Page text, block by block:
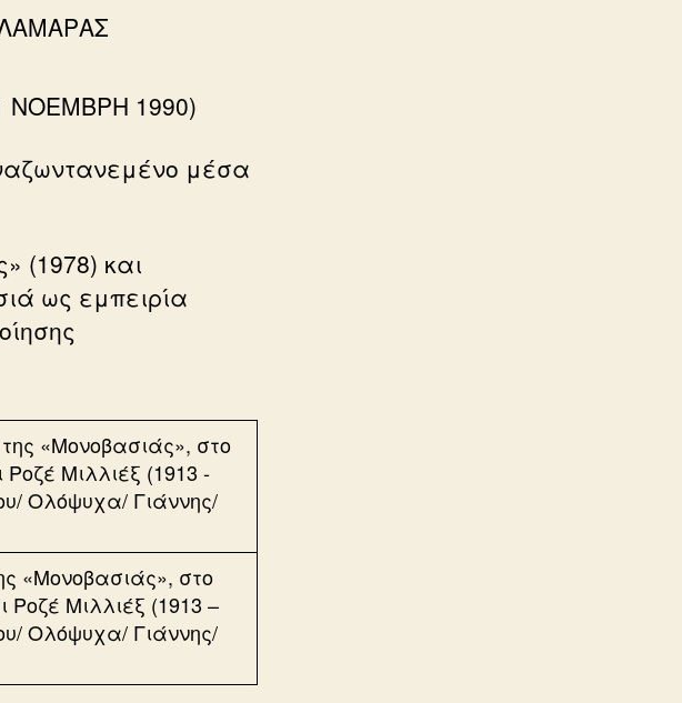
ΝΟΕMΒΡΗ 1990)
μέσα
(1978) και
ως εμπειρία
«Μονοβασιάς», στο
Ροζέ Μιλλιέξ (1913 –
Ολόψυχα/ Γιάννης/